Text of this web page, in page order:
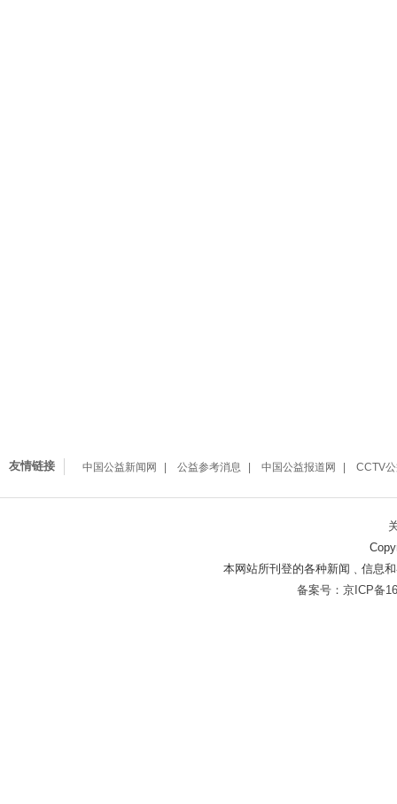
友情链接 中国公益新闻网 公益参考消息 中国公益报道网 CCTV
本网站所刊登的各种新闻﹑信息
备案号：京ICP备